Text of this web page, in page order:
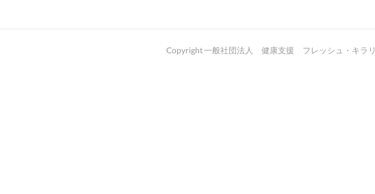
Copyright 一般社団法人 健康支援 フレッシュ・キラリ